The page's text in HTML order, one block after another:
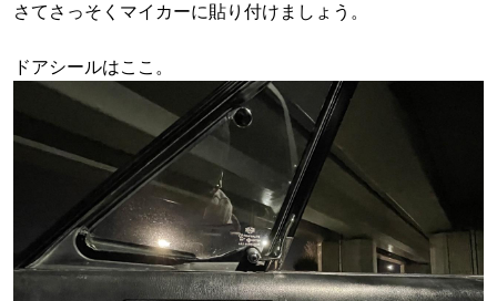
さてさっそくマイカーに貼り付けましょう。
ドアシールはここ。